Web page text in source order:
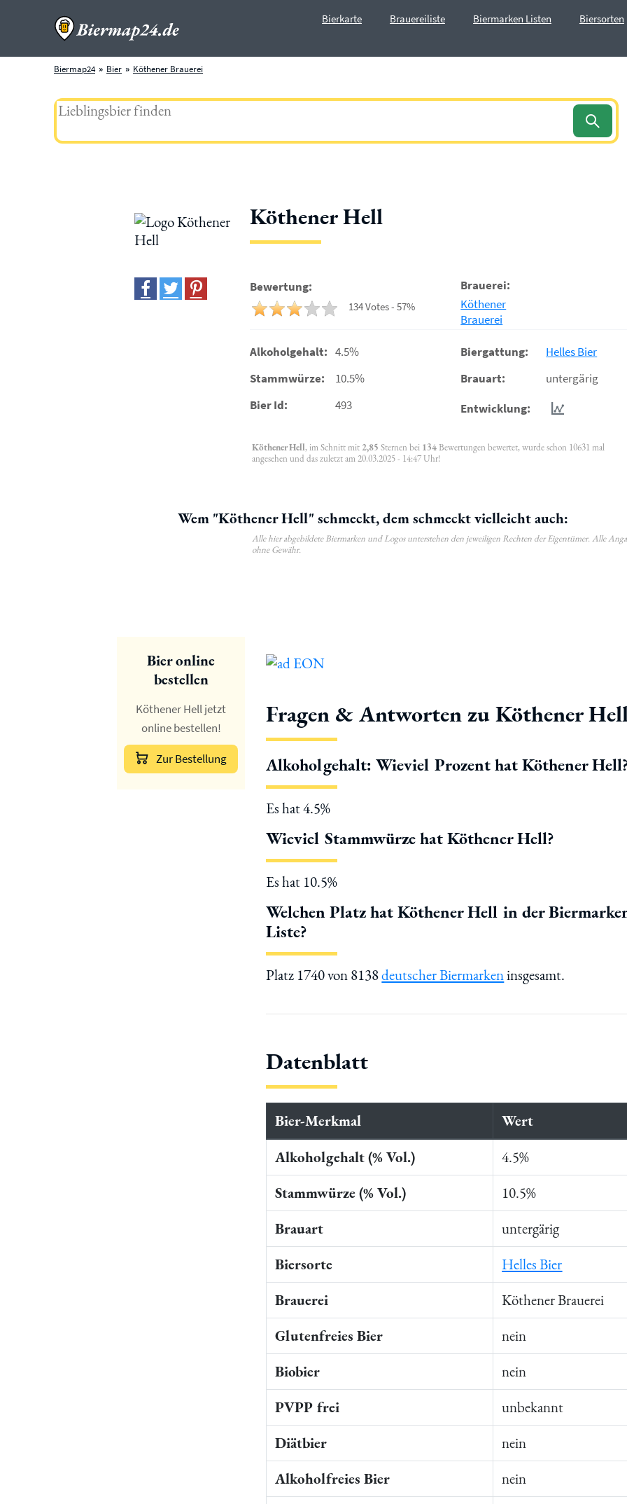
Bierkarte Brauereiliste Biermarken Listen Biersorten
Biermap24 Bier Köthener Brauerei
Köthener Hell
Bewertung:
134 Votes - 57%
Brauerei:
Köthener
Brauerei
Alkoholgehalt: 4.5%
Stammwürze:
10.5%
Bier Id:
493
Biergattung:
Helles Bier
Brauart:
untergärig
Entwicklung:
Köthener Hell, im Schnitt mit 2,85 Sternen bei 134Bewertungen bewertet, wurde schon 10631 mal
angesehen und das zuletzt am 20.03.2025 - 14:47 Uhr!
Wem "Köthener Hell" schmeckt, dem schmeckt vielleicht auch:
Alle hier abgebildete Biermarken und Logos unterstehen den jeweiligen Rechten der Eigentümer. Alle
ohne Gewähr.
Bier online
bestellen
Köthener Hell jetzt
online bestellen!
Zur Bestellung
Fragen & Antworten zu Köthener
Alkoholgehalt: Wieviel Prozent hat Köthener
Es hat 4.5%
Wieviel Stammwürze hat Köthener Hell?
Es hat 10.5%
Welchen Platz hat Köthener Hell in der
Liste?
Platz 1740 von 8138deutscher Biermarkeninsgesamt.
Datenblatt
Bier-Merkmal
Wert
Alkoholgehalt (% Vol.)
4.5%
Stammwürze (% Vol.)
10.5%
Brauart
untergärig
Biersorte
Helles Bier
Brauerei
Köthener Brauerei
Glutenfreies Bier
nein
Biobier
nein
PVPP frei
unbekannt
Diätbier
nein
Alkoholfreies Bier
nein